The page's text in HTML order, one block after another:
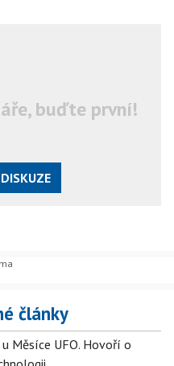
buďte první!
články
Měsíce UFO. Hovoří o